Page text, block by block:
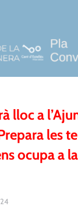
lloc a
les
ocupa a